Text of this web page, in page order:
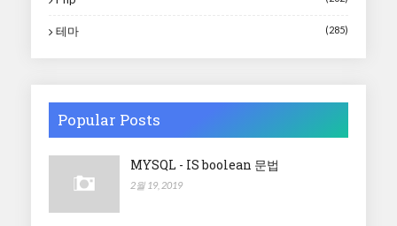
테마 (285)
Popular Posts
MYSQL - IS boolean 문법
2월 19, 2019